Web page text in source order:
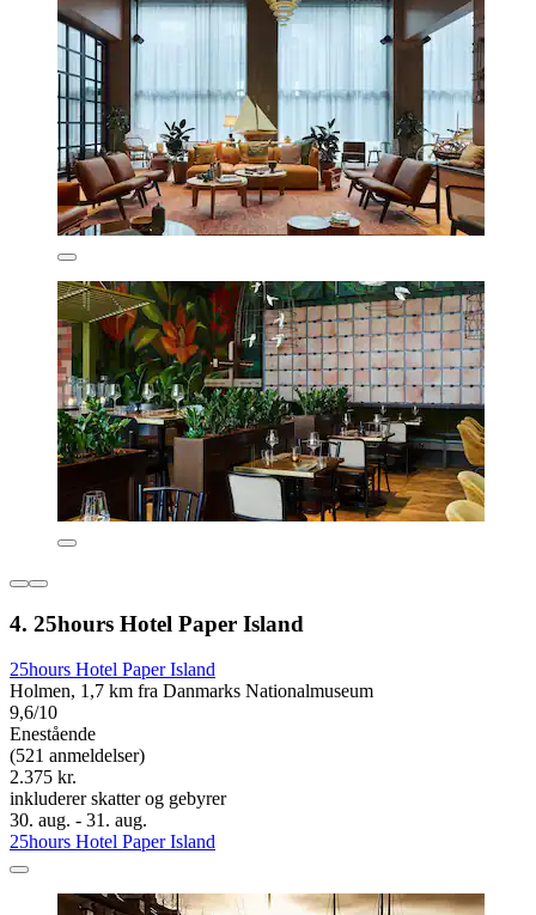
4. 25hours Hotel Paper Island
25hours Hotel Paper Island
Holmen, 1,7 km fra Danmarks Nationalmuseum
9,6/10
Enestående
(521 anmeldelser)
2.375 kr.
inkluderer skatter og gebyrer
30. aug. - 31. aug.
25hours Hotel Paper Island